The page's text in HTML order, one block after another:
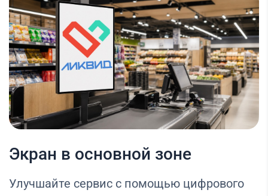
Экран в основной зоне
Улучшайте сервис с помощью цифрового